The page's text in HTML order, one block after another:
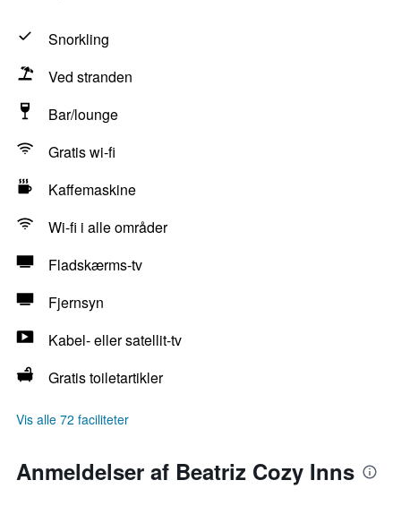
Snorkling
Ved stranden
Bar/lounge
Gratis wi-fi
Kaffemaskine
Wi-fi i alle områder
Fladskærms-tv
Fjernsyn
Kabel- eller satellit-tv
Gratis toiletartikler
Vis alle 72 faciliteter
Anmeldelser af Beatriz Cozy Inns